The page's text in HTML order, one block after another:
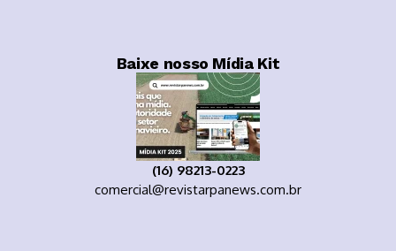
Baixe nosso Mídia Kit
(16) 98213-0223
comercial@revistarpanews.com.br